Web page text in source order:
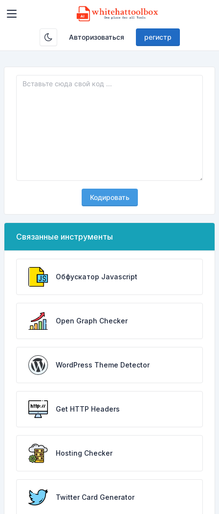
Авторизоваться регистр
Кодировать
Связанные инструменты
Обфускатор Javascript
Open Graph Checker
WordPress Theme Detector
Get HTTP Headers
Hosting Checker
Twitter Card Generator